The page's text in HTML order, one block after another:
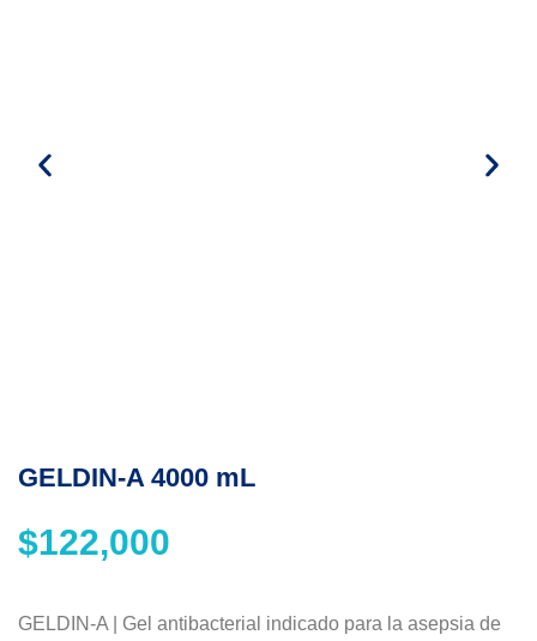
GELDIN-A 4000 mL
$122,000
GELDIN-A | Gel antibacterial indicado para la asepsia de